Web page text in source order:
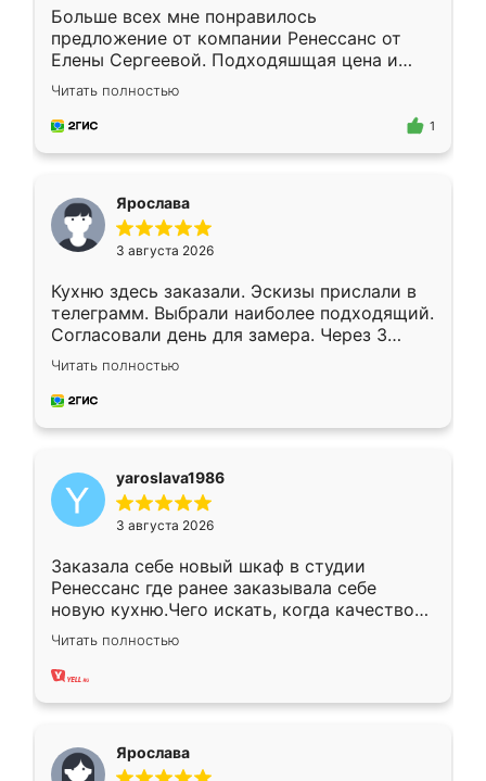
Больше всех мне понравилось
предложение от компании Ренессанс от
Елены Сергеевой. Подходяшщая цена и
короткие сроки изготовления. Приехавший
для замера сотрудник Владислав
предложил по моему эскизу самый
Читать полностью
1
Ярослава
3 августа 2026
Кухню здесь заказали. Эскизы прислали в
телеграмм. Выбрали наиболее подходящий.
Согласовали день для замера. Через 3
недели кухня была уже готова. Остались
довольны работой. Спасибо Ренессанс
мебель за качественную работу!
Читать полностью
yaroslava1986
3 августа 2026
Заказала себе новый шкаф в студии
Ренессанс где ранее заказывала себе
новую кухню.Чего искать, когда качеством
вполне довольна. Служит кухня уже почти
два года, нареканий нет.
Читать полностью
Ярослава